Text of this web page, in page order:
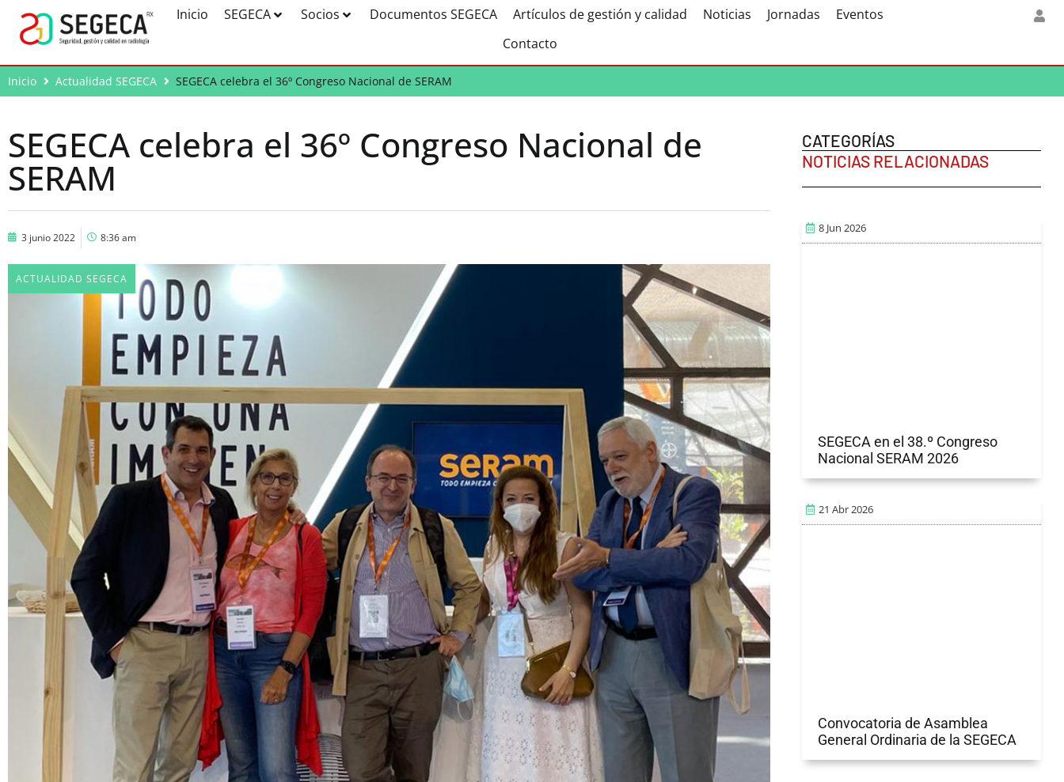
Inicio SEGECA Socios Documentos SEGECA Artículos de gestión y calidad Noticias Jornadas
Eventos
Contacto
Inicio Actualidad SEGECA SEGECA celebra el 36º Congreso Nacional de SERAM
SEGECA celebra el 36º Congreso Nacional de
SERAM
3 junio 2022 8:36 am
ACTUALIDAD SEGECA
CATEGORÍAS
NOTICIAS RELACIONADAS
8 Jun 2026
SEGECA en el 38.º Congreso
Nacional SERAM 2026
21 Abr 2026
Convocatoria de Asamblea
General Ordinaria de la SEGECA